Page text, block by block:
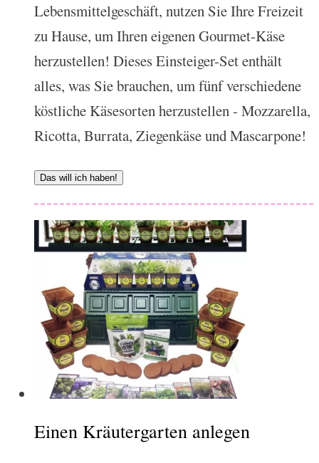
Lebensmittelgeschäft, nutzen Sie Ihre Freizeit
zu Hause, um Ihren eigenen Gourmet-Käse
herzustellen! Dieses Einsteiger-Set enthält
alles, was Sie brauchen, um fünf verschiedene
köstliche Käsesorten herzustellen - Mozzarella,
Ricotta, Burrata, Ziegenkäse und Mascarpone!
Das will ich haben!
Einen Kräutergarten anlegen